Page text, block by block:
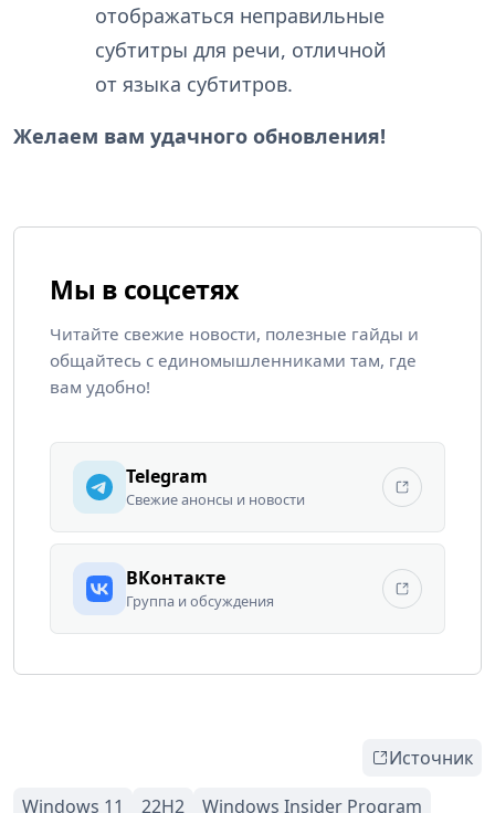
отображаться неправильные
субтитры для речи, отличной
от языка субтитров.
Желаем вам удачного обновления!
Мы в соцсетях
Читайте свежие новости, полезные гайды и
общайтесь с единомышленниками там, где
вам удобно!
Telegram
Свежие анонсы и новости
ВКонтакте
Группа и обсуждения
Источник